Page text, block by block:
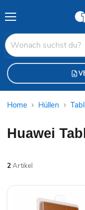
Home Hüllen
Huawei
2Artikel